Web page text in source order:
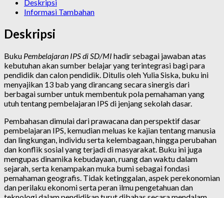
Deskripsi
Informasi Tambahan
Deskripsi
Buku Pembelajaran IPS di SD/MI hadir sebagai jawaban atas
kebutuhan akan sumber belajar yang terintegrasi bagi para
pendidik dan calon pendidik. Ditulis oleh Yulia Siska, buku ini
menyajikan 13 bab yang dirancang secara sinergis dari
berbagai sumber untuk membentuk pola pemahaman yang
utuh tentang pembelajaran IPS di jenjang sekolah dasar.
Pembahasan dimulai dari prawacana dan perspektif dasar
pembelajaran IPS, kemudian meluas ke kajian tentang manusia
dan lingkungan, individu serta kelembagaan, hingga perubahan
dan konflik sosial yang terjadi di masyarakat. Buku ini juga
mengupas dinamika kebudayaan, ruang dan waktu dalam
sejarah, serta kenampakan muka bumi sebagai fondasi
pemahaman geografis. Tidak ketinggalan, aspek perekonomian
dan perilaku ekonomi serta peran ilmu pengetahuan dan